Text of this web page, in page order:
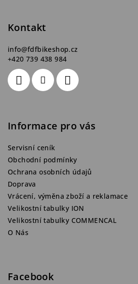
Kontakt
info@fdfbikeshop.cz
+420 739 438 984
Informace pro vás
Servisní ceník
Obchodní podmínky
Ochrana osobních údajů
Doprava
Vrácení, výměna zboží a reklamace
Velikostní tabulky ION
Velikostní tabulky COMMENCAL
O Nás
Facebook